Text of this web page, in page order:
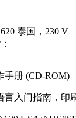
泰国，230 V
手册 (CD-ROM)
言入门指南，印